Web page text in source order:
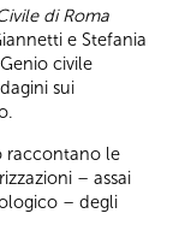
di Roma
e Stefania
civile
sui
raccontano le
– assai
– degli